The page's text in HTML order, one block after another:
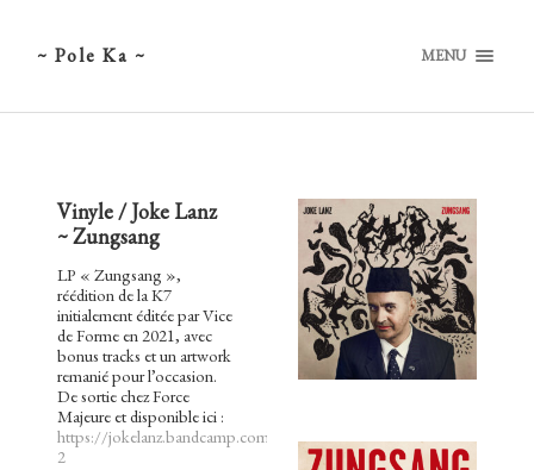
~ Pole Ka ~ MENU
Vinyle / Joke Lanz
~ Zungsang
LP « Zungsang »,
réédition de la K7
initialement éditée par Vice
de Forme en 2021, avec
bonus tracks et un artwork
remanié pour l’occasion.
De sortie chez Force
Majeure et disponible ici :
https://jokelanz.bandcamp.com/album/zungsang-
2